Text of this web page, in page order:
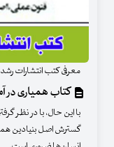
معرفی کتب انتشارات رشد
کتاب همیاری در
با اين حال، با در نظر
گسترش اصل بنيادين